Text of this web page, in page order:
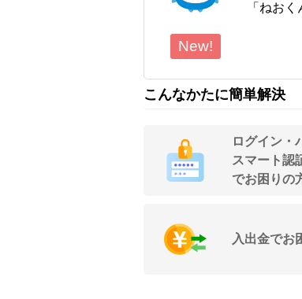
New!
「ねお
こんなかたに簡単解決
ログイン・
スマート認
でお困りの
入出金でお